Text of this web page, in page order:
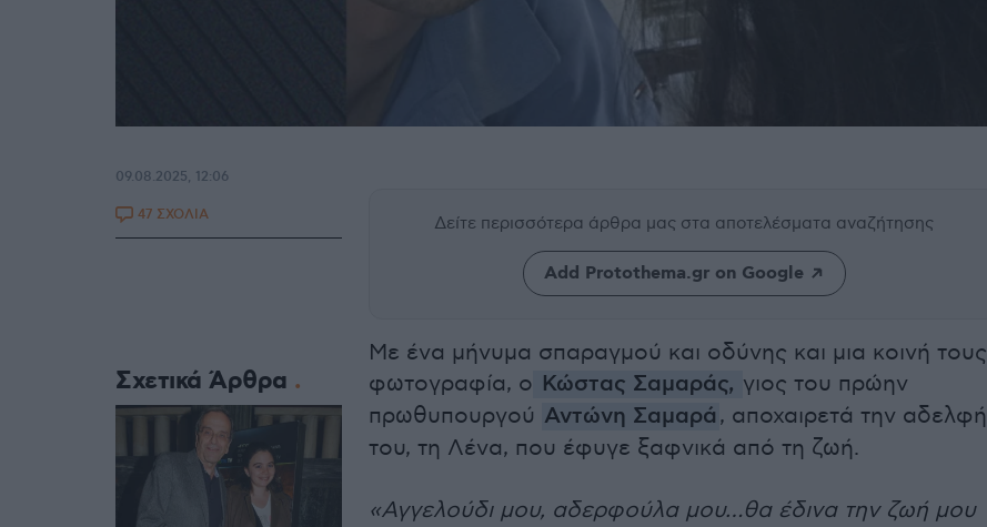
Δείτε περισσότερα άρθρα μας στα αποτελέσματα αναζήτησης
Add Protothema.gr on Google
Με ένα μήνυμα σπαραγμού και οδύνης και μια κοινή τους
φωτογραφία, ο Κώστας Σαμαράς, γιος του πρώην
πρωθυπουργού Αντώνη Σαμαρά , αποχαιρετά την αδελφή
του, τη Λένα, που έφυγε ξαφνικά από τη ζωή.
«Αγγελούδι μου, αδερφούλα μου…θα έδινα την ζωή μου
09.08.2025, 12:06
47 ΣΧΟΛΙΑ
Σχετικά Άρθρα